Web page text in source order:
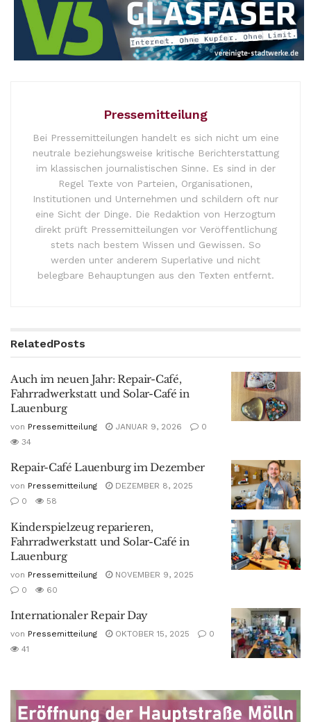
Pressemitteilung
Bei Pressemitteilungen handelt es sich nicht um eine
neutrale beziehungsweise kritische Berichterstattung
im klassischen journalistischen Sinne. Es sind in der
Regel Texte von Parteien, Organisationen,
Institutionen und Unternehmen und schildern oft nur
eine Sicht der Dinge. Die Redaktion von Herzogtum
direkt prüft Pressemitteilungen vor Veröffentlichung
stets nach bestem Wissen und Gewissen. So
werden unter anderem Superlative und nicht
belegbare Behauptungen aus den Texten entfernt.
RelatedPosts
Auch im neuen Jahr: Repair-Café,
Fahrradwerkstatt und Solar-Café in
Lauenburg
von Pressemitteilung JANUAR 9, 2026
0
34
Repair-Café Lauenburg im Dezember
von Pressemitteilung
DEZEMBER 8, 2025
0
58
Kinderspielzeug reparieren,
Fahrradwerkstatt und Solar-Café in
Lauenburg
von Pressemitteilung
NOVEMBER 9, 2025
0
60
Internationaler Repair Day
von Pressemitteilung OKTOBER 15, 2025
0
41